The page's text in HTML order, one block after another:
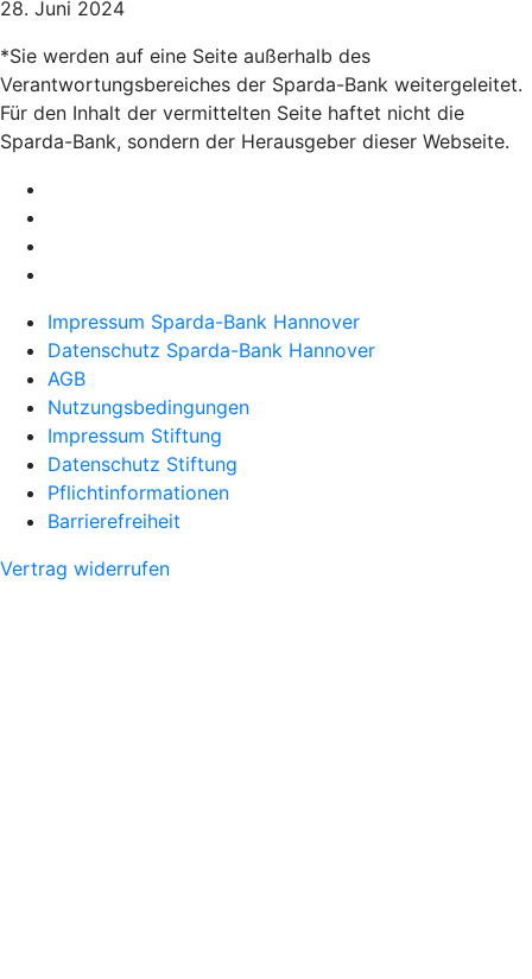
28. Juni 2024
*Sie werden auf eine Seite außerhalb des
Verantwortungsbereiches der Sparda-Bank weitergeleitet.
Für den Inhalt der vermittelten Seite haftet nicht die
Sparda-Bank, sondern der Herausgeber dieser Webseite.
Impressum Sparda-Bank Hannover
Datenschutz Sparda-Bank Hannover
AGB
Nutzungsbedingungen
Impressum Stiftung
Datenschutz Stiftung
Pflichtinformationen
Barrierefreiheit
Vertrag widerrufen